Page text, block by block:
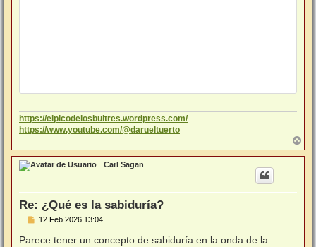
https://elpicodelosbuitres.wordpress.com/
https://www.youtube.com/@darueltuerto
r
r
Carl Sagan
Re: ¿Qué es la sabiduría?
M
n
12 Feb 2026 13:04
Parece tener un concepto de sabiduría en la onda de la